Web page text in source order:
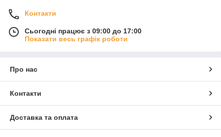
Контакти
Сьогодні працює з 09:00 до 17:00
Показати весь графік роботи
Про нас
Контакти
Доставка та оплата